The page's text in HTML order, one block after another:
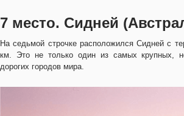
7 место. Сидней
На седьмой строчке расположился Сидней с
км. Это не только один из самых крупных,
дорогих городов мира.